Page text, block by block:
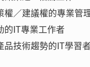
權／建議權的專業管
的IT專業工作者
品技術趨勢的IT學習